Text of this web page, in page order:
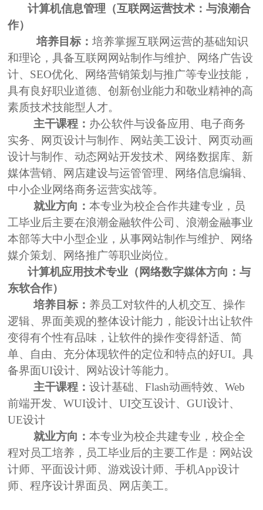
计算机信息管理（互联网运营技术：与浪潮合
作）
培养目标： 培养掌握互联网运营的基础知识
和理论，具备互联网网站制作与维护、网络广告设
计、 SEO优化、网络营销策划与推广等专业技能，
具有良好职业道德、创新创业能力和敬业精神的高
素质技术技能型人才。
主干课程： 办公软件与设备应用、电子商务
实务、网页设计与制作、网站美工设计、网页动画
设计与制作、动态网站开发技术、网络数据库、新
媒体营销、网店建设与运管管理、网络信息编辑、
中小企业网络商务运营实战等。
就业方向： 本专业为校企合作共建专业，员
工毕业后主要在浪潮金融软件公司、浪潮金融事业
本部等大中小型企业，从事网站制作与维护、网络
媒介策划、网络推广等职业岗位。
计算机应用技术专业（网络数字媒体方向：与
东软合作）
培养目标： 养员工对软件的人机交互、操作
逻辑、界面美观的整体设计能力，能设计出让软件
变得有个性有品味，让软件的操作变得舒适、简
单、自由、充分体现软件的定位和特点的好UI。具
备界面UI设计、网站设计等能力。
主干课程： 设计基础、 Flash动画特效、 Web
前端开发、WUI设计、UI交互设计、GUI设计、
UE设计
就业方向： 本专业为校企共建专业，校企全
程对员工培养，员工毕业后的主要工作是：网站设
计师、平面设计师、游戏设计师、手机App设计
师、程序设计界面员、网店美工。